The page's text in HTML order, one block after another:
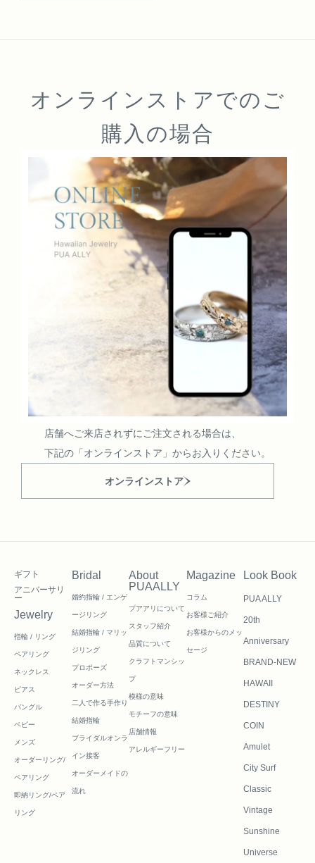
オンラインストアでのご
購入の場合
店舗へご来店されずにご注文される場合は、
下記の「オンラインストア」からお入りください。
オンラインストア
ギフト
アニバーサリ
ー
Jewelry
指輪 / リング
ペアリング
ネックレス
ピアス
バングル
ベビー
メンズ
オーダーリング/
ペアリング
即納リング/ペア
リング
Bridal
婚約指輪 / エンゲ
ージリング
結婚指輪 / マリッ
ジリング
プロポーズ
オーダー方法
二人で作る手作り
結婚指輪
ブライダルオンラ
イン接客
オーダーメイドの
流れ
About
PUAALLY
プアアリについて
スタッフ紹介
品質について
クラフトマンシッ
プ
模様の意味
モチーフの意味
店舗情報
アレルギーフリー
Magazine
コラム
お客様ご紹介
お客様からのメッ
セージ
Look Book
PUA ALLY
20th
Anniversary
BRAND-NEW
HAWAII
DESTINY
COIN
Amulet
City Surf
Classic
Vintage
Sunshine
Universe